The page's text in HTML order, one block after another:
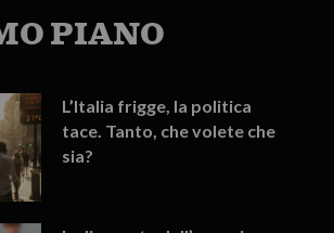
PIANO
L’Italia frigge, la politica
tace. Tanto, che volete che
sia?